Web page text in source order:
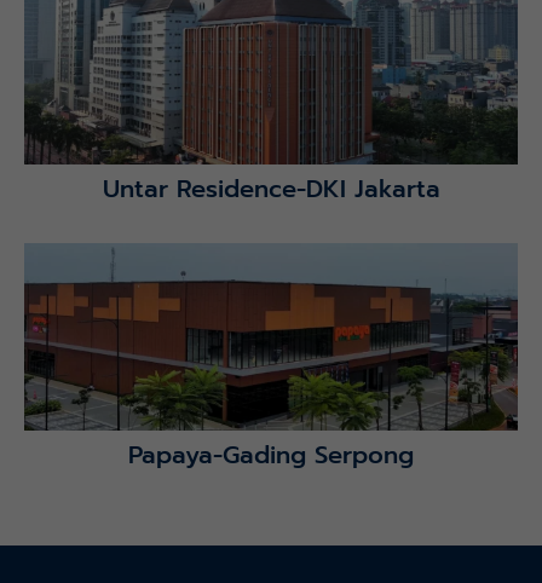
Untar Residence-DKI Jakarta
Lihat Detail Proyek
Papaya-Gading Serpong